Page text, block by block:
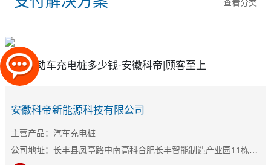
安徽电动车充电桩多少钱-安徽科帝|顾客至上
安徽科帝新能源科技有限公司
主营产品：汽车充电桩
公司地址：长丰县凤亭路中南高科合肥长丰智能制造产业园11栋B座